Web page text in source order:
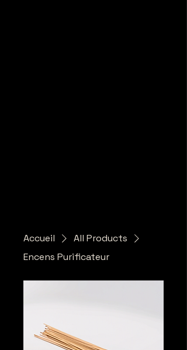
Accueil
All Products
Encens Purificateur